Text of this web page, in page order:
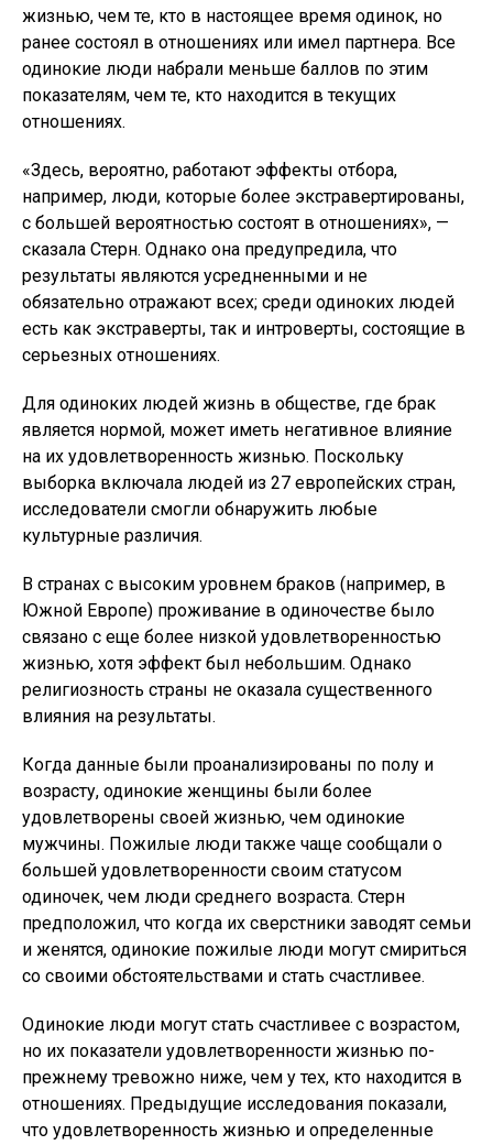
жизнью, чем те, кто в настоящее время одинок, но
ранее состоял в отношениях или имел партнера. Все
одинокие люди набрали меньше баллов по этим
показателям, чем те, кто находится в текущих
отношениях.
«Здесь, вероятно, работают эффекты отбора,
например, люди, которые более экстравертированы,
с большей вероятностью состоят в отношениях», —
сказала Стерн. Однако она предупредила, что
результаты являются усредненными и не
обязательно отражают всех; среди одиноких людей
есть как экстраверты, так и интроверты, состоящие в
серьезных отношениях.
Для одиноких людей жизнь в обществе, где брак
является нормой, может иметь негативное влияние
на их удовлетворенность жизнью. Поскольку
выборка включала людей из 27 европейских стран,
исследователи смогли обнаружить любые
культурные различия.
В странах с высоким уровнем браков (например, в
Южной Европе) проживание в одиночестве было
связано с еще более низкой удовлетворенностью
жизнью, хотя эффект был небольшим. Однако
религиозность страны не оказала существенного
влияния на результаты.
Когда данные были проанализированы по полу и
возрасту, одинокие женщины были более
удовлетворены своей жизнью, чем одинокие
мужчины. Пожилые люди также чаще сообщали о
большей удовлетворенности своим статусом
одиночек, чем люди среднего возраста. Стерн
предположил, что когда их сверстники заводят семьи
и женятся, одинокие пожилые люди могут смириться
со своими обстоятельствами и стать счастливее.
Одинокие люди могут стать счастливее с возрастом,
но их показатели удовлетворенности жизнью по-
прежнему тревожно ниже, чем у тех, кто находится в
отношениях. Предыдущие исследования показали,
что удовлетворенность жизнью и определенные